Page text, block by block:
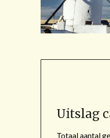
Uitslag
Totaal aantal